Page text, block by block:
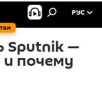
РУС
Sputnik —
и почему